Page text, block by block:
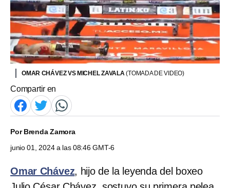
OMAR CHÁVEZ VS MICHEL ZAVALA(TOMADA DE VIDEO)
Compartir en
PorBrenda Zamora
junio 01, 2024 a las 08:46 GMT-6
Omar Chávez, hijo de la leyenda del boxeo